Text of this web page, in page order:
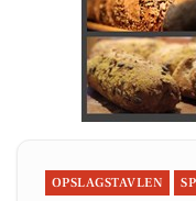
OPSLAGSTAVLEN